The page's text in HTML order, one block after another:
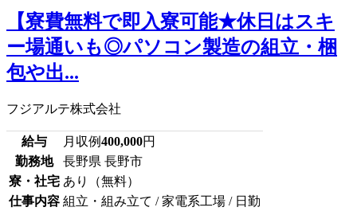
【寮費無料で即入寮可能★休日はスキ
ー場通いも◎パソコン製造の組立・梱
包や出...
フジアルテ株式会社
給与 月収例400,000円
勤務地
長野県 長野市
寮・社宅 あり（無料）
仕事内容 組立・組み立て / 家電系工場 / 日勤